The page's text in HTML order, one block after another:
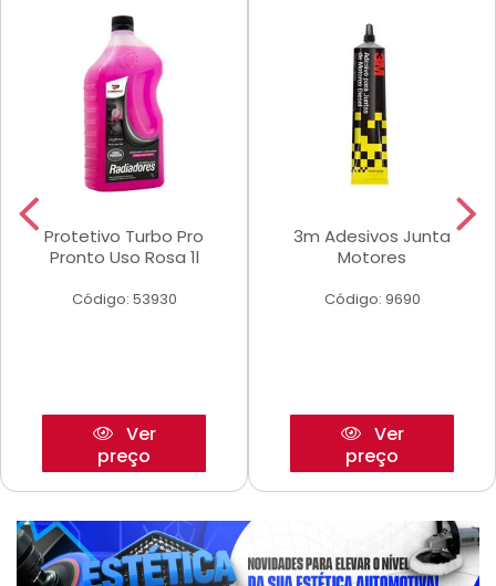
Protetivo Turbo Pro
Pronto Uso Rosa 1l
Código: 53930
Ver
preço
3m Adesivos Junta
Motores
Código: 9690
Ver
preço